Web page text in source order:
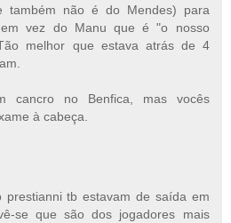
também não é do Mendes) para
vez do Manu que é "o nosso
melhor que estava atrás de 4
cancro no Benfica, mas vocês
à cabeça.
prestianni tb estavam de saída em
se que são dos jogadores mais